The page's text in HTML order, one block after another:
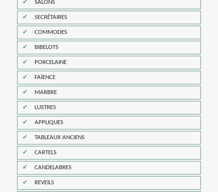
SALONS
SECRÉTAIRES
COMMODES
BIBELOTS
PORCELAINE
FAÏENCE
MARBRE
LUSTRES
APPLIQUES
TABLEAUX ANCIENS
CARTELS
CANDELABRES
REVEILS